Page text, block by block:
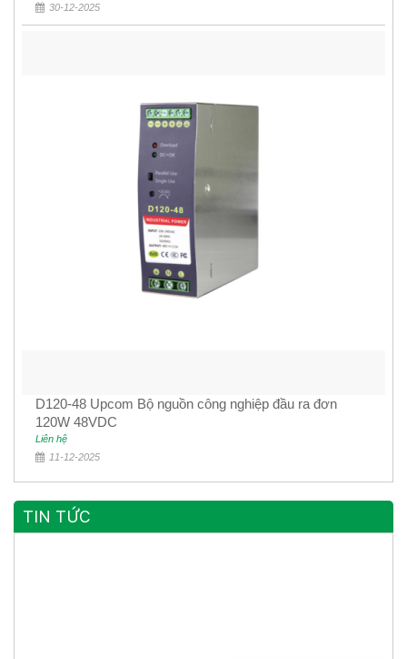
30-12-2025
D120-48 Upcom Bộ nguồn công nghiệp đầu ra đơn
120W 48VDC
Liên hệ
11-12-2025
TIN TỨC